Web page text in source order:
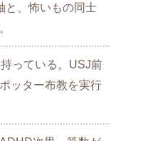
と、怖いもの同士
っている。USJ前
ッター布教を実行